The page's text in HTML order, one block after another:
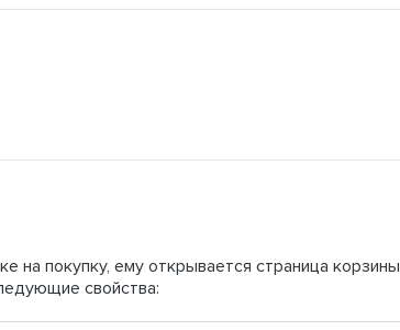
на покупку, ему открывается страница
свойства: